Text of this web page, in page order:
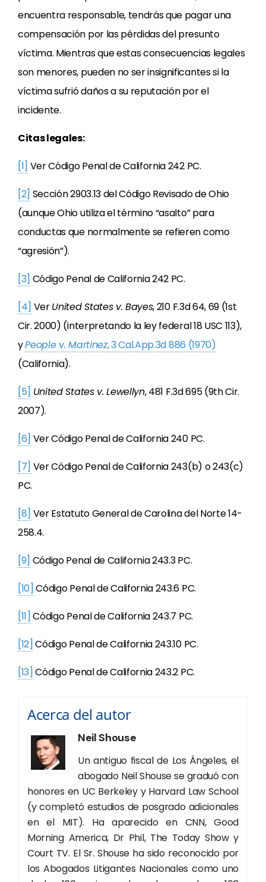
encuentra responsable, tendrás que pagar una
compensación por las pérdidas del presunto
víctima. Mientras que estas consecuencias legales
son menores, pueden no ser insignificantes si la
víctima sufrió daños a su reputación por el
incidente.
Citas legales:
[1] Ver Código Penal de California 242 PC.
[2] Sección 2903.13 del Código Revisado de Ohio
(aunque Ohio utiliza el término “asalto” para
conductas que normalmente se refieren como
“agresión”).
[3] Código Penal de California 242 PC.
[4] VerUnited States v. Bayes, 210 F.3d 64, 69 (1st
Cir. 2000) (interpretando la ley federal 18 USC 113),
yPeople v. Martinez, 3 Cal.App.3d 886 (1970)
(California).
[5] United States v. Lewellyn, 481 F.3d 695 (9th Cir.
2007).
[6] Ver Código Penal de California 240 PC.
[7] Ver Código Penal de California 243(b) o 243(c)
PC.
[8] Ver Estatuto General de Carolina del Norte 14-
258.4.
[9] Código Penal de California 243.3 PC.
[10] Código Penal de California 243.6 PC.
[11] Código Penal de California 243.7 PC.
[12] Código Penal de California 243.10 PC.
[13] Código Penal de California 243.2 PC.
Acerca del autor
Neil Shouse
Un antiguo fiscal de Los Ángeles, el
abogado Neil Shouse se graduó con
honores en UC Berkeley y Harvard Law School
(y completó estudios de posgrado adicionales
en el MIT). Ha aparecido en CNN, Good
Morning America, Dr Phil, The Today Show y
Court TV. El Sr. Shouse ha sido reconocido por
los Abogados Litigantes Nacionales como uno